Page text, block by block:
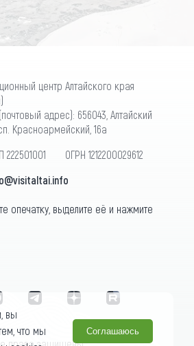
центр Алтайского края
адрес): 656043, Алтайский
Красноармейский, 16а
ОГРН 1212200029612
опечатку, выделите её и нажмите
вы
что мы
Соглашаюсь